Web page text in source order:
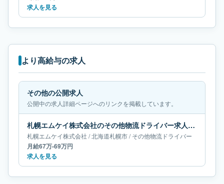
求人を見る
より高給与の求人
その他の公開求人
公開中の求人詳細ページへのリンクを掲載しています。
札幌エムケイ株式会社のその他物流ドライバー求人｜北海道札幌市｜月給67万-69万円
札幌エムケイ株式会社 /北海道札幌市/その他物流ドライバー
月給67万-69万円
求人を見る